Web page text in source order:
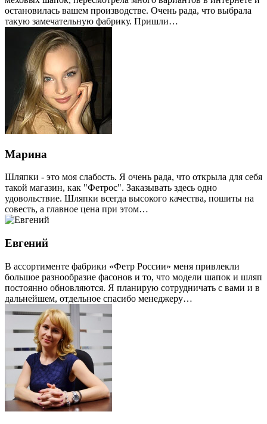
остановилась вашем производстве. Очень рада, что выбрала
такую замечательную фабрику. Пришли…
Марина
Шляпки - это моя слабость. Я очень рада, что открыла для себя
такой магазин, как "Фетрос". Заказывать здесь одно
удовольствие. Шляпки всегда высокого качества, пошиты на
совесть, а главное цена при этом…
Евгений
В ассортименте фабрики «Фетр России» меня привлекли
большое разнообразие фасонов и то, что модели шапок и шляп
постоянно обновляются. Я планирую сотрудничать с вами и в
дальнейшем, отдельное спасибо менеджеру…